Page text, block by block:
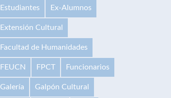
Estudiantes Ex-Alumnos
Extensión Cultural
Facultad de Humanidades
FEUCN FPCT Funcionarios
Galería Galpón Cultural